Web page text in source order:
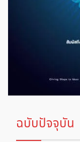
ฉบับปัจจุบัน